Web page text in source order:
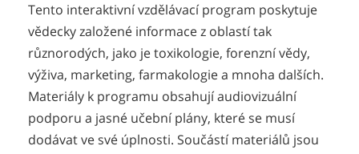
Tento interaktivní vzdělávací program poskytuje
vědecky založené informace z oblastí tak
různorodých, jako je toxikologie, forenzní vědy,
výživa, marketing, farmakologie a mnoha dalších.
Materiály k programu obsahují audiovizuální
podporu a jasné učební plány, které se musí
dodávat ve své úplnosti. Součástí materiálů jsou